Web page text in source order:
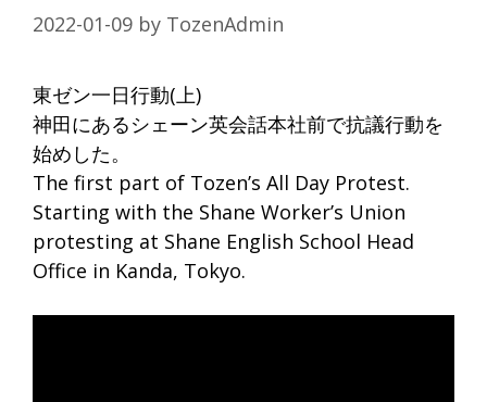
2022-01-09 by TozenAdmin
東ゼン一日行動(上)
神田にあるシェーン英会話本社前で抗議行動を
始めした。
The first part of Tozen’s All Day Protest.
Starting with the Shane Worker’s Union
protesting at Shane English School Head
Office in Kanda, Tokyo.